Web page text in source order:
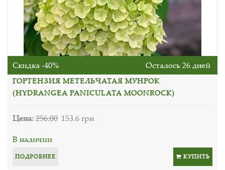
Скидка -40% Осталось 26 дней
ГОРТЕНЗИЯ МЕТЕЛЬЧАТАЯ МУНРОК
(HYDRANGEA PANICULATA MOONROCK)
Цена:256.00 153.6 грн
В наличии
ПОДРОБНЕЕ КУПИТЬ